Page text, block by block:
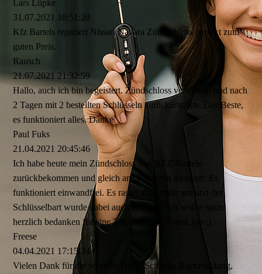
Lars Lüpke
31.07.2021 10:51:20
Kfz Bartels repariert Nissan Navara Zündschloss perfekt zum
guten Preis.
Rausch
21.07.2021 21:32:59
Hallo, auch ich bin begeistert. Zündschloss verschickt und nach
2 Tagen mit 2 bestellten Schlüsseln zurückerhalten. Das Beste,
es funktioniert alles. Danke
Paul Fuks
21.04.2021 20:45:46
Ich habe heute mein Zündschloss von KFZ-Bartels
zurückbekommen und gleich ans Fahrzeug montiert. Es
funktioniert einwandfrei. Es rastet nicht mehr ein und der
Schlüsselbart wurde dabei auch erneuert. Ich wollte mich
herzlich bedanken für eine Top-Leistung. Good Job :).
Freese
04.04.2021 17:15:24
Vielen Dank für die schnelle Hilfe! Schnelle Rückmeldung,